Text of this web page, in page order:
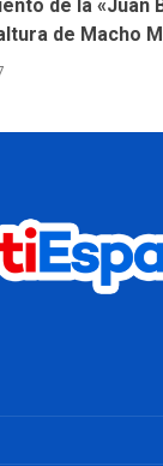
de la «Juan
de Macho